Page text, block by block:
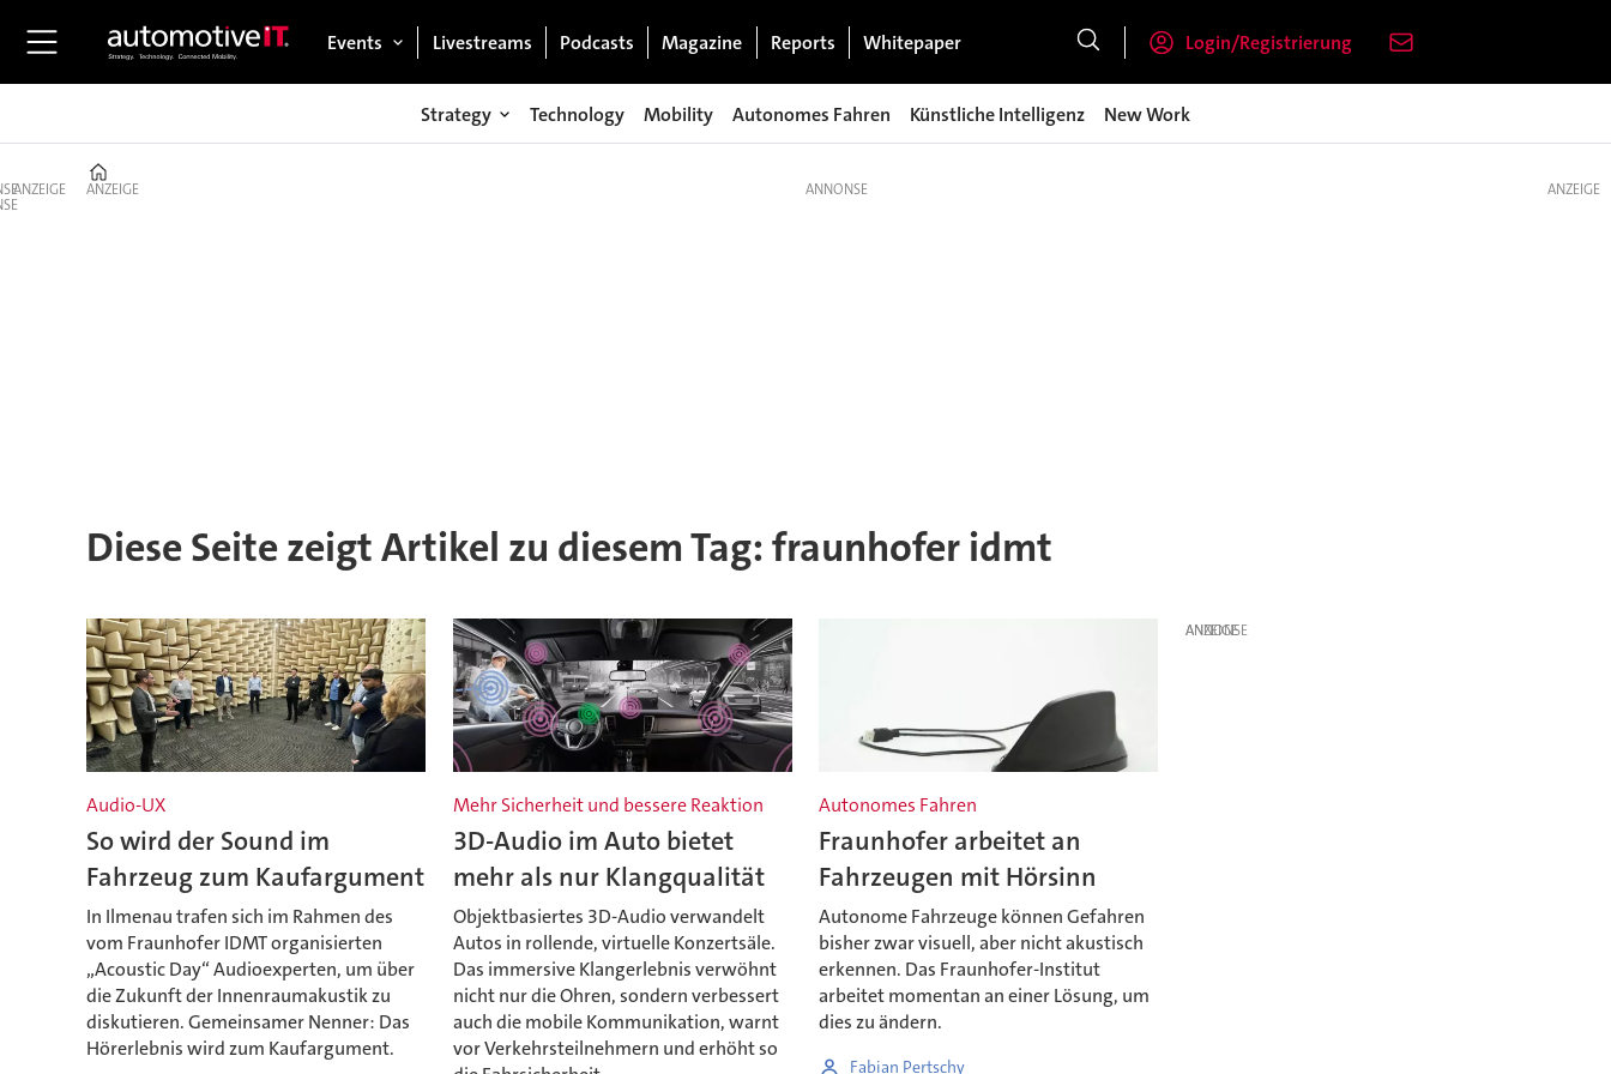
Events Livestreams Podcasts Magazine Reports Whitepaper Login/Registrierung
Strategy Technology Mobility Autonomes Fahren Künstliche Intelligenz New Work
ANZEIGE ANZEIGE
Diese Seite zeigt Artikel zu diesem Tag: fraunhofer idmt
Audio-UX
So wird der Sound im
Fahrzeug zum Kaufargument
In Ilmenau trafen sich im Rahmen des
vom Fraunhofer IDMT organisierten
„Acoustic Day“ Audioexperten, um über
die Zukunft der Innenraumakustik zu
diskutieren. Gemeinsamer Nenner: Das
Hörerlebnis wird zum Kaufargument.
Mehr Sicherheit und bessere Reaktion
3D-Audio im Auto bietet
mehr als nur Klangqualität
Objektbasiertes 3D-Audio verwandelt
Autos in rollende, virtuelle Konzertsäle.
Das immersive Klangerlebnis verwöhnt
nicht nur die Ohren, sondern verbessert
auch die mobile Kommunikation, warnt
vor Verkehrsteilnehmern und erhöht so
Autonomes Fahren
Fraunhofer arbeitet an
Fahrzeugen mit Hörsinn
Autonome Fahrzeuge können Gefahren
bisher zwar visuell, aber nicht akustisch
erkennen. Das Fraunhofer-Institut
arbeitet momentan an einer Lösung, um
dies zu ändern.
Fabian Pertschy
ANZEIGE
ANZEIGE